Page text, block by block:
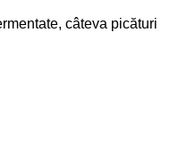
câteva picături